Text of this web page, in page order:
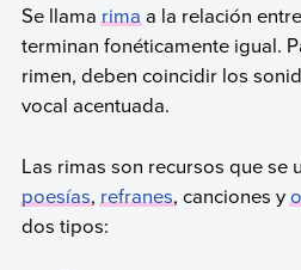
Se llamarimaa la relación
terminan fonéticamente igual.
rimen, deben coincidir los
vocal acentuada.
Las rimas son recursos que se
poesías,refranes, canciones y
dos tipos: